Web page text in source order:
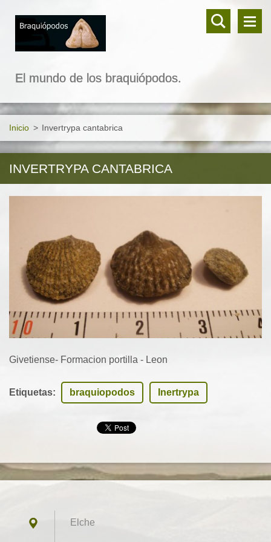
El mundo de los braquiópodos.
Inicio > Invertrypa cantabrica
INVERTRYPA CANTABRICA
Givetiense- Formacion portilla - Leon
Etiquetas: braquiopodos Inertrypa
Elche